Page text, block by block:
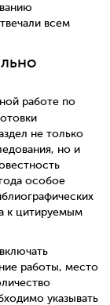
всем
работе по
не только
но и
особое
к цитируемым
работы, место
указывать